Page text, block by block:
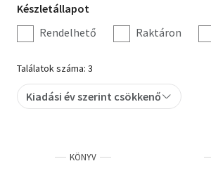
Hobbi, szabadidő
Irodalom
Művészet
Szakkönyv
Tankönyv, segédkönyv
Készletállapot
szűrés
Készletállapot
Rendelhető
Raktáron
Találatok száma: 3
Kiadási év szerint csökkenő
KÖNYV